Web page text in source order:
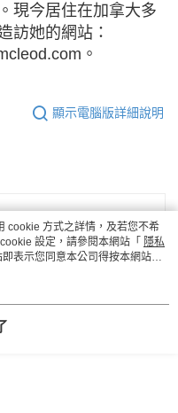
現今居住在加拿大多
訪她的網站：
。
顯示電腦版詳細說明
cookie 方式之詳情，及若您不希
設定，請參閱本網站「 隱私
表示您同意本公司得按本網站使